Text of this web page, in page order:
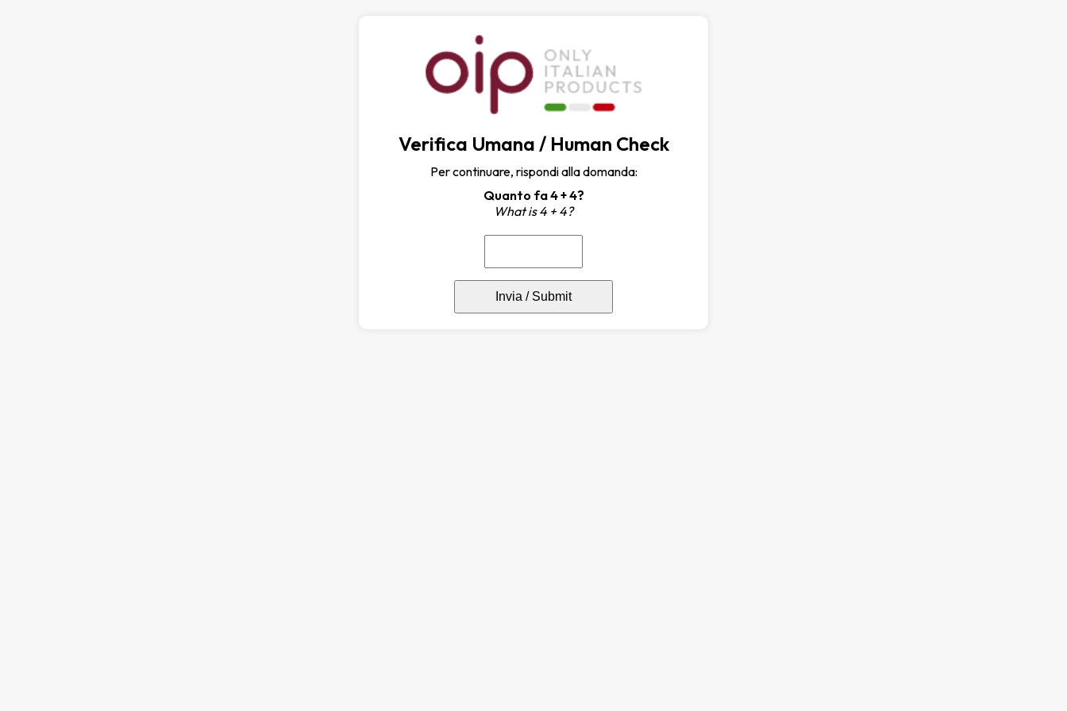
Verifica Umana / Human Check
Per continuare, rispondi alla domanda:
Quanto fa 4 + 4?
What is 4 + 4?
Invia / Submit